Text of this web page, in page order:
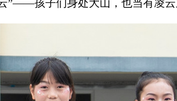
”——孩子们身处大山，也当有凌